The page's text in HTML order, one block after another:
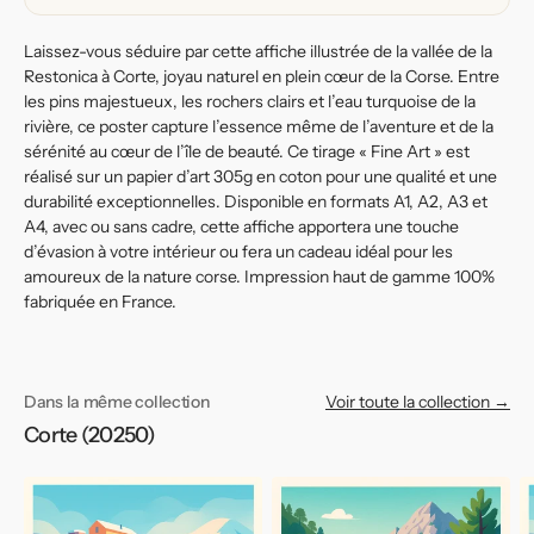
la
Restonica
la
Restonica
Laissez-vous séduire par cette affiche illustrée de la vallée de la
Restonica à Corte, joyau naturel en plein cœur de la Corse. Entre
les pins majestueux, les rochers clairs et l’eau turquoise de la
rivière, ce poster capture l’essence même de l’aventure et de la
sérénité au cœur de l’île de beauté. Ce tirage « Fine Art » est
réalisé sur un papier d’art 305g en coton pour une qualité et une
durabilité exceptionnelles. Disponible en formats A1, A2, A3 et
A4, avec ou sans cadre, cette affiche apportera une touche
d’évasion à votre intérieur ou fera un cadeau idéal pour les
amoureux de la nature corse. Impression haut de gamme 100%
fabriquée en France.
Dans la même collection
Corte (20250)
Voir toute la collection →
Affiche
Affiche
de